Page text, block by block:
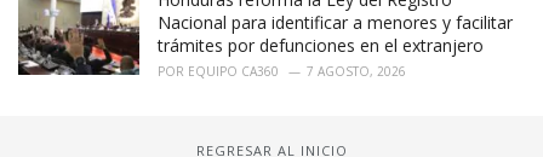
Nacional para identificar a menores y facilitar
trámites por defunciones en el extranjero
POR EQUIPO CA360 7 AGOSTO, 2026
REGRESAR AL INICIO